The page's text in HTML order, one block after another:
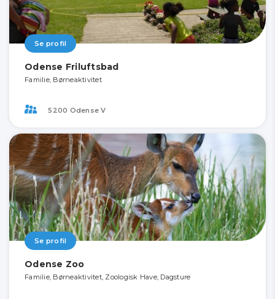
Se profil
Odense Friluftsbad
Familie, Børneaktivitet
5200 Odense V
Se profil
Odense Zoo
Familie, Børneaktivitet, Zoologisk Have, Dagsture